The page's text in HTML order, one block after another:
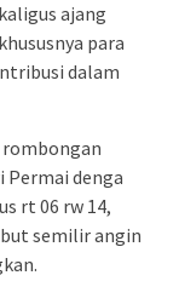
ajang
para
dalam
denga
rt 06 rw 14,
semilir angin